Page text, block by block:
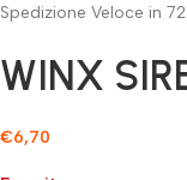
Spedizione Veloce in
WINX
€6,70